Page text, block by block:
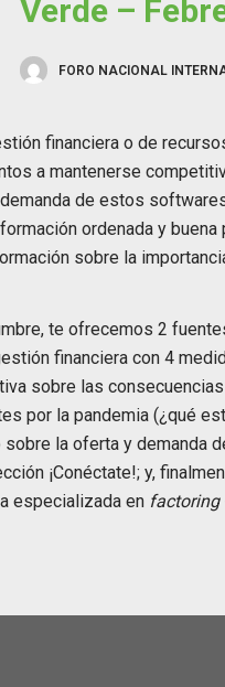
Verde –
FORO NACIONAL
financiera o de
a mantenerse
de estos
ordenada y
sobre la
te ofrecemos 2
financiera con 4
sobre las
por la pandemia (¿qué
la oferta y demanda
¡Conéctate!; y,
especializada en factoring